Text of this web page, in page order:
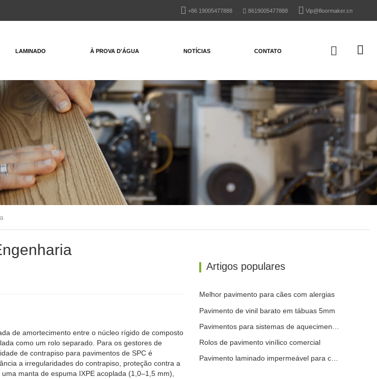
+86 19005477888 8619005477888 Vip@floormaker.cn
LAMINADO À PROVA D'ÁGUA NOTÍCIAS CONTATO
de amortecimento entre o núcleo rígido de composto
como um rolo separado. Para os gestores de
de contrapiso para pavimentos de SPC é
a irregularidades do contrapiso, proteção contra a
manta de espuma IXPE acoplada (1,0–1,5 mm),
Artigos populares
Melhor pavimento para cães com alergias
Pavimento de vinil barato em tábuas 5mm
Rolos de pavimento vinílico comercial
Pavimento laminado impermeável para cozinha